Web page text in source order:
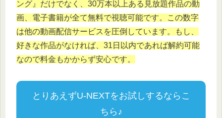
ング』だけでなく、30万本以上ある見放題作品の動
画、電子書籍が全て無料で視聴可能です。この数字
は他の動画配信サービスを圧倒しています。もし、
好きな作品がなければ、31日以内であれば解約可能
なので料金もかからず安心です。
とりあえずU-NEXTをお試しするならこ
ちら♪